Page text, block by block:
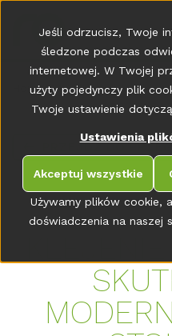
Używamy plików cookie,
doświadczenia na naszej
Jeśli odrzucisz, Twoje
śledzone podczas
internetowej. W Twojej
użyty pojedynczy plik
Twoje ustawienie
Ustawienia
Akceptuj wszystkie
t
r
s
E
n
g
Home
PRZEJDŹ DO